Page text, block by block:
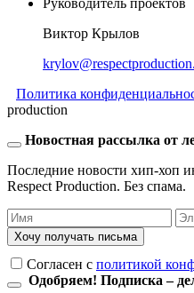
Руководитель проектов
Виктор Крылов
Политика
production
Новостная рассылка от
Последние новости хип-хоп
Respect Production. Без спама.
Хочу получать письма
Согласен c политикой
Одобряем! Подписка –